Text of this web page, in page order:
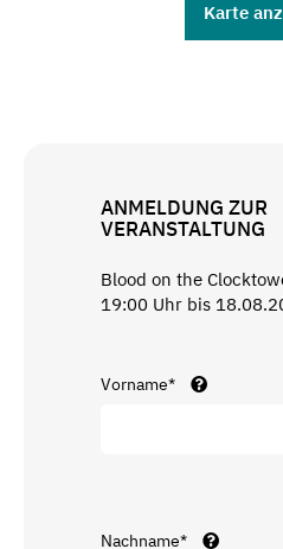
Karte
ANMELDUNG ZUR
VERANSTALTUNG
Blood on the
19:00 Uhr bis
Vorname*
Nachname*